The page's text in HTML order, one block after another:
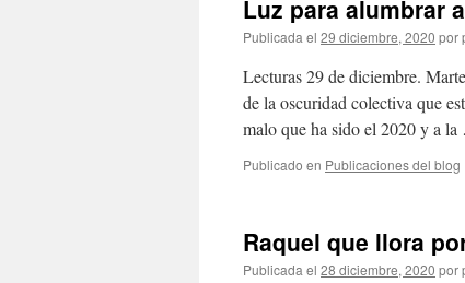
Luz para alumbrar
Publicada el 29 diciembre, 2020 por
Lecturas 29 de diciembre.
de la oscuridad colectiva que
malo que ha sido el 2020 y a
Publicado en Publicaciones del blog
Raquel que llora
Publicada el 28 diciembre, 2020 por